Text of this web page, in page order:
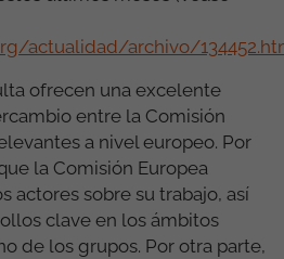
actualidad/archivo/
ofrecen una excelente
entre la Comisión
a nivel europeo. Por
la Comisión Europea
actores sobre su trabajo, así
clave en los ámbitos
de los grupos. Por otra parte,